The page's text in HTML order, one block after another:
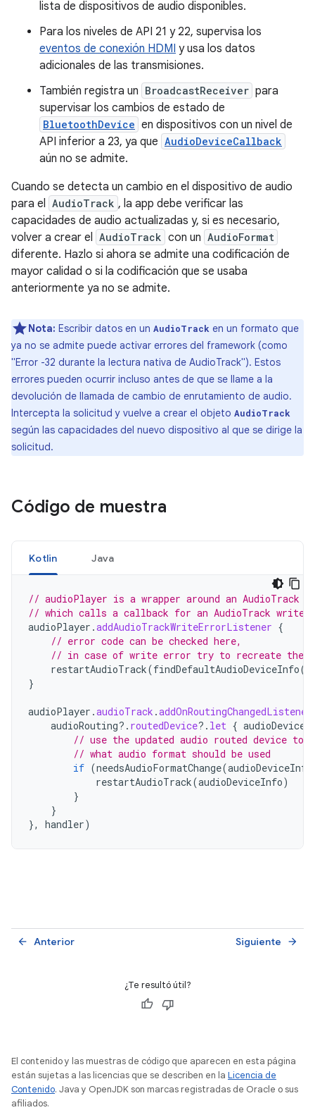
lista de dispositivos de audio disponibles.
Para los niveles de API 21 y 22, supervisa los
eventos de conexión HDMI y usa los datos
adicionales de las transmisiones.
También registra un BroadcastReceiver para
supervisar los cambios de estado de
BluetoothDevice en dispositivos con un nivel de
API inferior a 23, ya que AudioDeviceCallback
aún no se admite.
Cuando se detecta un cambio en el dispositivo de audio
para el AudioTrack , la app debe verificar las
capacidades de audio actualizadas y, si es necesario,
volver a crear el AudioTrack con un AudioFormat
diferente. Hazlo si ahora se admite una codificación de
mayor calidad o si la codificación que se usaba
anteriormente ya no se admite.
Nota: Escribir datos en un AudioTrack en un formato que
ya no se admite puede activar errores del framework (como
"Error -32 durante la lectura nativa de AudioTrack"). Estos
errores pueden ocurrir incluso antes de que se llame a la
devolución de llamada de cambio de enrutamiento de audio.
Intercepta la solicitud y vuelve a crear el objeto AudioTrack
según las capacidades del nuevo dispositivo al que se dirige la
solicitud.
Código de muestra
Kotlin Java
// audioPlayer is a wrapper around an AudioTrack
// which calls a callback for an AudioTrack write
audioPlayer .addAudioTrackWriteErrorListener {
// error code can be checked here,
// in case of write error try to recreate the
restartAudioTrack(findDefaultAudioDeviceInfo
}
audioPlayer .audioTrack .addOnRoutingChangedListener
audioRouting?. routedDevice?. let {
// use the updated audio routed device to
// what audio format should be used
if (needsAudioFormatChange(audioDeviceInfo
restartAudioTrack(audioDeviceInfo)
}
}
},
handler)
Anterior
arrow_back Siguiente arrow_forward
¿Te resultó útil?
El contenido y las muestras de código que aparecen en esta página
están sujetas a las licencias que se describen en la Licencia de
Contenido. Java y OpenJDK son marcas registradas de Oracle o sus
afiliados.